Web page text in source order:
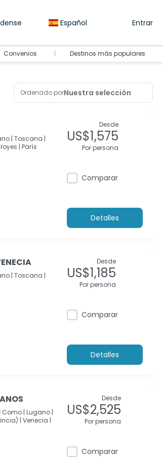
Español Entrar
Convenios Destinos más populares
Ordenado porNuestra selección
| Toscana |
| París
Desde
US$1,575
Por persona
Comparar
Detalles
| Toscana |
Desde
US$1,185
Por persona
Comparar
Detalles
Como | Lugano |
| Venecia |
Desde
US$2,525
Por persona
Comparar